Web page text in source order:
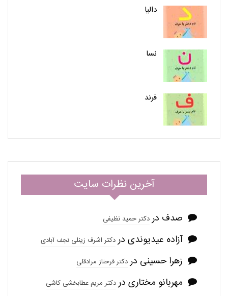
دالیا
نسا
فرند
آخرین نظرات سایت
صدف دردکتر حمید نظیفی
آزاده عیدیوندی دردکتر اشرف زینلی نجف آبادی
زهرا حسینی دردکتر فرحناز مرادقلی
مهربانو مختاری دردکتر مریم عطابخشی کاشی